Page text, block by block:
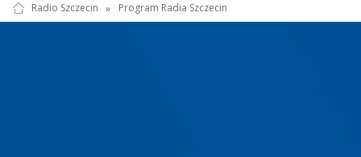
Radio Szczecin » Program Radia Szczecin